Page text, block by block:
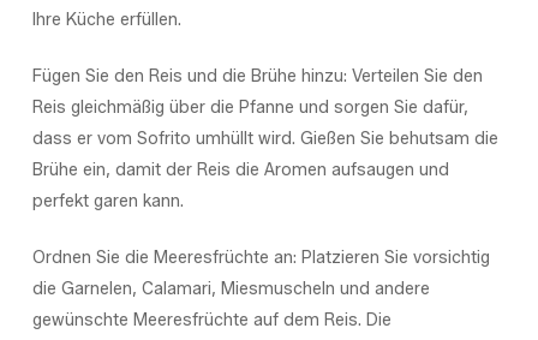
Ihre Küche erfüllen.
Fügen Sie den Reis und die Brühe hinzu: Verteilen Sie den
Reis gleichmäßig über die Pfanne und sorgen Sie dafür,
dass er vom Sofrito umhüllt wird. Gießen Sie behutsam die
Brühe ein, damit der Reis die Aromen aufsaugen und
perfekt garen kann.
Ordnen Sie die Meeresfrüchte an: Platzieren Sie vorsichtig
die Garnelen, Calamari, Miesmuscheln und andere
gewünschte Meeresfrüchte auf dem Reis. Die